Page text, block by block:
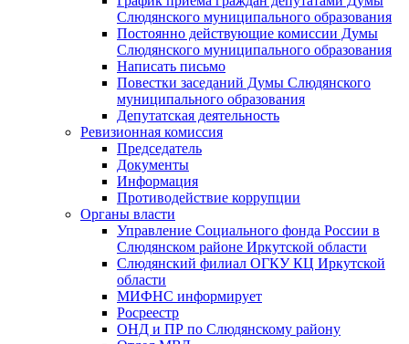
Слюдянского муниципального образования
Постоянно действующие комиссии Думы
Слюдянского муниципального образования
Написать письмо
Повестки заседаний Думы Слюдянского
муниципального образования
Депутатская деятельность
Ревизионная комиссия
Председатель
Документы
Информация
Противодействие коррупции
Органы власти
Управление Социального фонда России в
Слюдянском районе Иркутской области
Слюдянский филиал ОГКУ КЦ Иркутской
области
МИФНС информирует
Росреестр
ОНД и ПР по Слюдянскому району